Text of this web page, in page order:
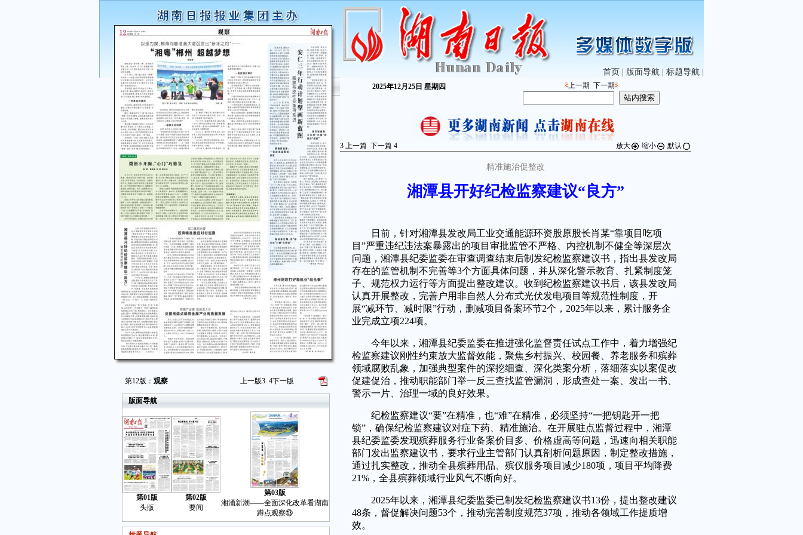
第12版： 观察 上一版3 4下一版
版面导航
第01版
头版
第02版
要闻
第03版
湘涌新潮——全面深化改革看湖南
蹲点观察⑬
首页 版面导航 标题导航
2025年12月25日 星期四 上一期 下一期
3 上一篇 下一篇 4 放大 缩小 默认
精准施治促整改
湘潭县开好纪检监察建议“良方”
日前，针对湘潭县发改局工业交通能源环资股原股长肖某“靠项目吃项
目”严重违纪违法案暴露出的项目审批监管不严格、内控机制不健全等深层次
问题，湘潭县纪委监委在审查调查结束后制发纪检监察建议书，指出县发改局
存在的监管机制不完善等3个方面具体问题，并从深化警示教育、扎紧制度笼
子、规范权力运行等方面提出整改建议。收到纪检监察建议书后，该县发改局
认真开展整改，完善户用非自然人分布式光伏发电项目等规范性制度，开
展“减环节、减时限”行动，删减项目备案环节2个，2025年以来，累计服务企
业完成立项224项。
今年以来，湘潭县纪委监委在推进强化监督责任试点工作中，着力增强纪
检监察建议刚性约束放大监督效能，聚焦乡村振兴、校园餐、养老服务和殡葬
领域腐败乱象，加强典型案件的深挖细查、深化类案分析，落细落实以案促改
促建促治，推动职能部门举一反三查找监管漏洞，形成查处一案、发出一书、
警示一片、治理一域的良好效果。
纪检监察建议“要”在精准，也“难”在精准，必须坚持“一把钥匙开一把
锁”，确保纪检监察建议对症下药、精准施治。在开展驻点监督过程中，湘潭
县纪委监委发现殡葬服务行业备案价目多、价格虚高等问题，迅速向相关职能
部门发出监察建议书，要求行业主管部门认真剖析问题原因，制定整改措施，
通过扎实整改，推动全县殡葬用品、殡仪服务项目减少180项，项目平均降费
21%，全县殡葬领域行业风气不断向好。
2025年以来，湘潭县纪委监委已制发纪检监察建议书13份，提出整改建议
48条，督促解决问题53个，推动完善制度规范37项，推动各领域工作提质增
效。